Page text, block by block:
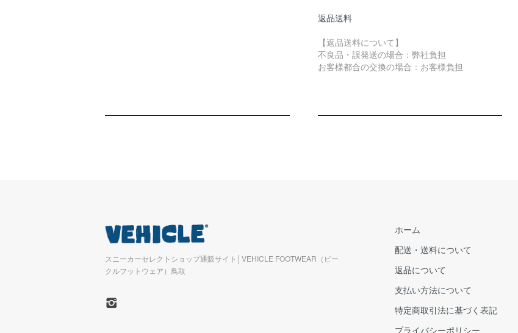
返品送料
【返品送料について】
不良品・誤発送の場合：弊社負担
お客様都合の交換の場合：お客様負担
スニーカーセレクトショップ通販サイト│VEHICLE FOOTWEAR（ビー
クルフットウェア）鳥取
ホーム
配送・送料について
返品について
支払い方法について
特定商取引法に基づく表記
プライバシーポリシー